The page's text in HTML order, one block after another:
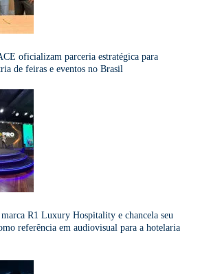
oficializam parceria estratégica para
de feiras e eventos no Brasil
R1 Luxury Hospitality e chancela seu
referência em audiovisual para a hotelaria